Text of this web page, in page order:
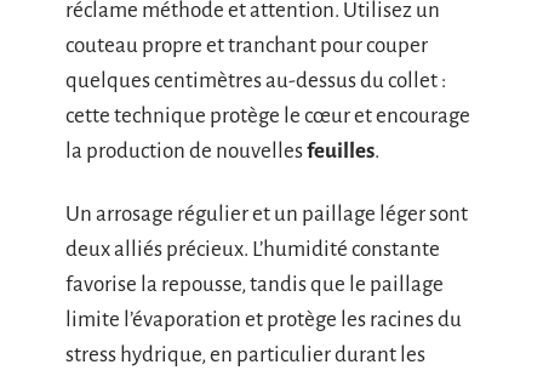
réclame méthode et attention. Utilisez un
couteau propre et tranchant pour couper
quelques centimètres au-dessus du collet :
cette technique protège le cœur et encourage
la production de nouvellesfeuilles.
Un arrosage régulier et un paillage léger sont
deux alliés précieux. L’humidité constante
favorise la repousse, tandis que le paillage
limite l’évaporation et protège les racines du
stress hydrique, en particulier durant les